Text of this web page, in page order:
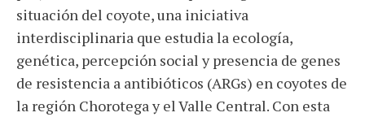
situación del coyote, una iniciativa
interdisciplinaria que estudia la ecología,
genética, percepción social y presencia de genes
de resistencia a antibióticos (ARGs) en coyotes de
la región Chorotega y el Valle Central. Con esta